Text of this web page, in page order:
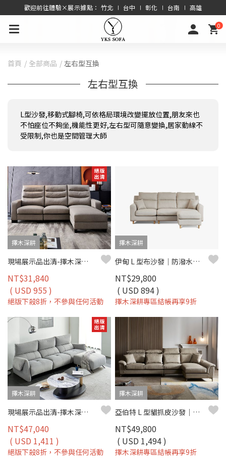
歡迎前往體驗×展示據點： 竹北 ∣ 台中 ∣ 彰化 ∣ 台南 ∣ 高雄
0
首頁 全部商品 左右型互換
左右型互換
L型沙發,移動式腳椅,可依格局環境改變擺放位置,朋友來也
不怕座位不夠坐,機能性更好,左右型可隨意變換,居家動線不
受限制,你也是空間管理大師
擇木深耕
現場展示品出清-擇木深耕-喬堤L型貓抓皮收納沙發
NT$31,840
( USD 955 )
絕版下殺8折，不參與任何活動
擇木深耕
伊甸 L 型布沙發｜防潑水細亞麻布 × 移動式腳椅 × 多種擺放方式 – 擇木深耕
NT$29,800
( USD 894 )
擇木深耕專區結帳再享9折
擇木深耕
現場展示品出清-擇木深耕-米菲L型貓抓布沙發
NT$47,040
( USD 1,411 )
絕版下殺8折，不參與任何活動
擇木深耕
亞伯特 L 型貓抓皮沙發｜防刮耐磨 × 好清潔 × 穩定高支撐 – 擇木深耕
NT$49,800
( USD 1,494 )
擇木深耕專區結帳再享9折